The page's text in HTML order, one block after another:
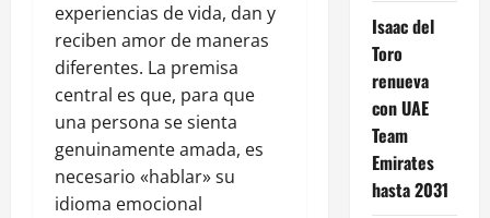
experiencias de vida, dan y
reciben amor de maneras
diferentes. La premisa
central es que, para que
una persona se sienta
genuinamente amada, es
necesario «hablar» su
idioma emocional
Isaac del
Toro
renueva
con UAE
Team
Emirates
hasta 2031